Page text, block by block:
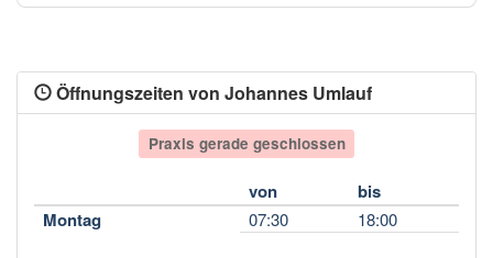
Öffnungszeiten von Johannes Umlauf
Praxis gerade geschlossen
von
bis
Montag
07:30 18:00